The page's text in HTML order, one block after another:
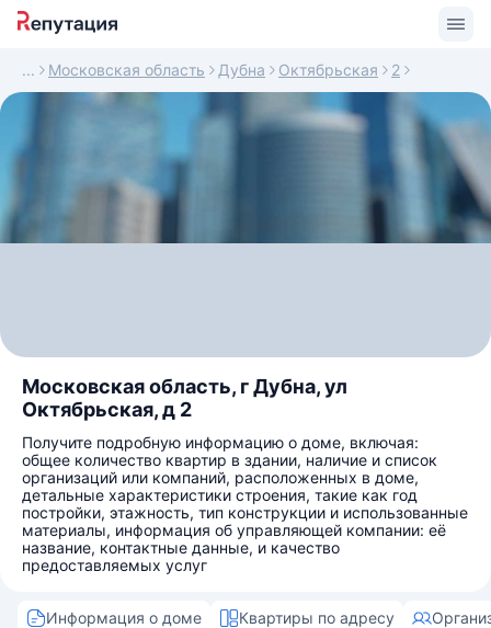
Московская область Дубна Октябрьская 2
Московская область, г Дубна, ул
Октябрьская, д 2
Получите подробную информацию о доме, включая:
общее количество квартир в здании, наличие и список
организаций или компаний, расположенных в доме,
детальные характеристики строения, такие как год
постройки, этажность, тип конструкции и использованные
материалы, информация об управляющей компании: её
название, контактные данные, и качество
предоставляемых услуг
Информация о доме Квартиры по адресу